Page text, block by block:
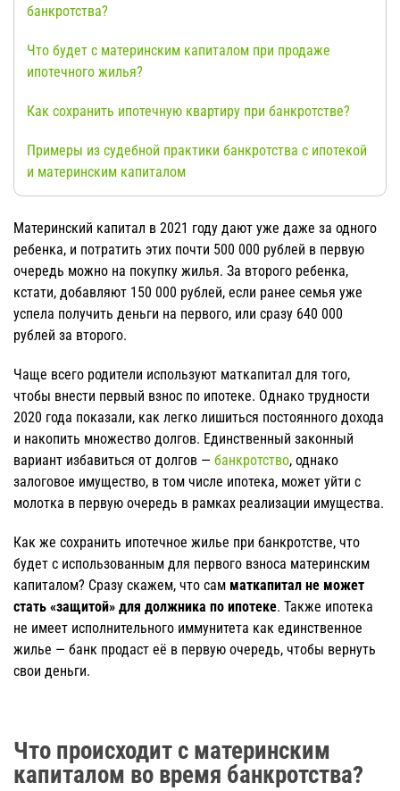
банкротства?
Что будет с материнским капиталом при продаже
ипотечного жилья?
Как сохранить ипотечную квартиру при банкротстве?
Примеры из судебной практики банкротства с ипотекой
и материнским капиталом
Материнский капитал в 2021 году дают уже даже за одного
ребенка, и потратить этих почти 500 000 рублей в первую
очередь можно на покупку жилья. За второго ребенка,
кстати, добавляют 150 000 рублей, если ранее семья уже
успела получить деньги на первого, или сразу 640 000
рублей за второго.
Чаще всего родители используют маткапитал для того,
чтобы внести первый взнос по ипотеке. Однако трудности
2020 года показали, как легко лишиться постоянного дохода
и накопить множество долгов. Единственный законный
вариант избавиться от долгов — банкротство, однако
залоговое имущество, в том числе ипотека, может уйти с
молотка в первую очередь в рамках реализации имущества.
Как же сохранить ипотечное жилье при банкротстве, что
будет с использованным для первого взноса материнским
капиталом? Сразу скажем, что сам маткапитал не может
стать «защитой» для должника по ипотеке. Также ипотека
не имеет исполнительного иммунитета как единственное
жилье — банк продаст её в первую очередь, чтобы вернуть
свои деньги.
Что происходит с материнским
капиталом во время банкротства?